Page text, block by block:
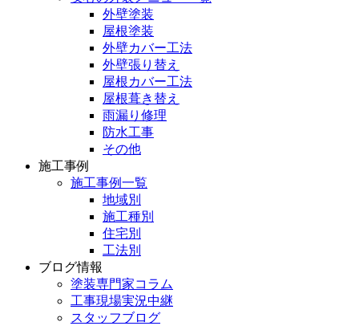
外壁塗装
屋根塗装
外壁カバー工法
外壁張り替え
屋根カバー工法
屋根葺き替え
雨漏り修理
防水工事
その他
施工事例
施工事例一覧
地域別
施工種別
住宅別
工法別
ブログ情報
塗装専門家コラム
工事現場実況中継
スタッフブログ